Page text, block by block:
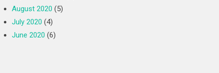
August 2020 (5)
July 2020 (4)
June 2020 (6)